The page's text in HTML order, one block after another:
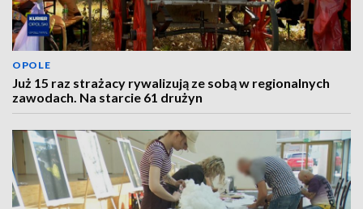
OPOLE
Już 15 raz strażacy rywalizują ze sobą w regionalnych
zawodach. Na starcie 61 drużyn